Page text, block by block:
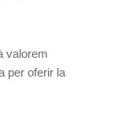
valorem
per oferir la